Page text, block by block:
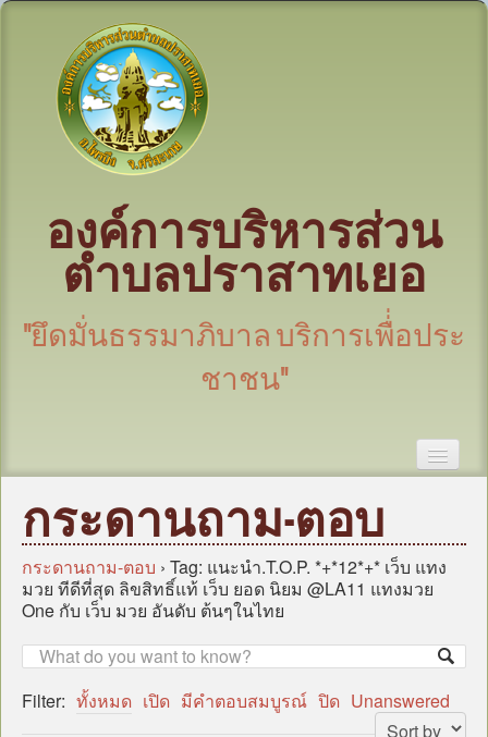
องค์การบริหารส่วน
ตำบลปราสาทเยอ
"ยึดมั่นธรรมาภิบาล บริการเพื่่อประ
ชาชน"
บุคลากร
ข้อมูลหน่วยงาน
กฎหมาย/ระเบียบ/คู่มือ
แผน
ภารกิจ/กิจกรรม
กระดานถาม-ตอบ
กระดานถาม-ตอบ › Tag: แนะนำ.T.O.P. *+*12*+* เว็บ แทง
มวย ทีดีที่สุด ลิขสิทธิ์แท้ เว็บ ยอด นิยม @LA11 แทงมวย
One กับ เว็บ มวย อันดับ ต้นๆในไทย
Filter: ทั้งหมด เปิด มีคำตอบสมบูรณ์ ปิด Unanswered